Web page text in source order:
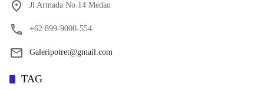
Jl Armada No.14 Medan
+62 899-9000-554
Galeripotret@gmail.com
TAG